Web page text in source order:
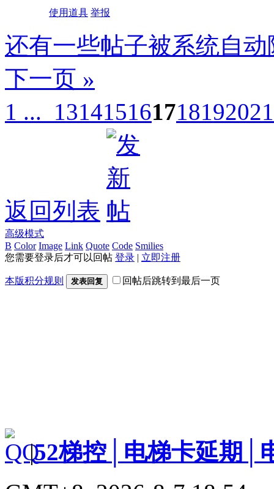
使用道具 举报
还有一些帖子被系统自
下一页 »
1 ... 131415161718192021
返回列表
高级模式
B Color Image Link Quote Code Smilies
您需要登录后才可以回帖 登录 | 立即注册
本版积分规则 发表回复 回帖后跳转到最后一页
|52梯控│电梯卡延期│